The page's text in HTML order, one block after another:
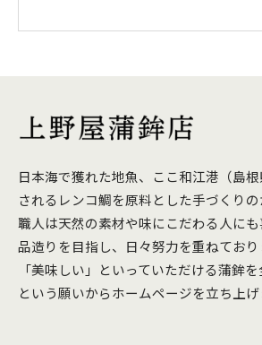
日本海で獲れた地魚、ここ和江港（島
されるレンコ鯛を原料とした手づくり
職人は天然の素材や味にこだわる人に
品造りを目指し、日々努力を重ねてお
「美味しい」といっていただける蒲鉾
という願いからホームページを立ち上げ